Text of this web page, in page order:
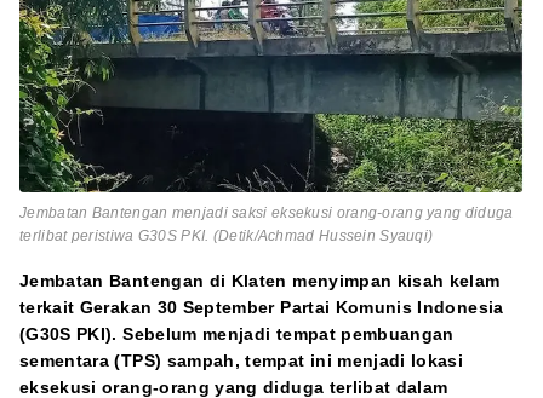
Jembatan Bantengan menjadi saksi eksekusi orang-orang yang diduga
terlibat peristiwa G30S PKI. (Detik/Achmad Hussein Syauqi)
Jembatan Bantengan di Klaten menyimpan kisah kelam
terkait Gerakan 30 September Partai Komunis Indonesia
(G30S PKI). Sebelum menjadi tempat pembuangan
sementara (TPS) sampah, tempat ini menjadi lokasi
eksekusi orang-orang yang diduga terlibat dalam